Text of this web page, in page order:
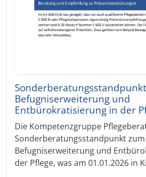
Befugniserweiterung und
Entbürokratisierung in der
Die Kompetenzgruppe
Sonderberatungsstandpunkt
Befugniserweiterung und
der Pflege, was am 01.01.2026 in